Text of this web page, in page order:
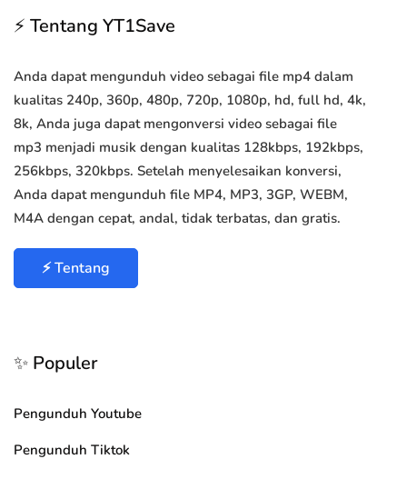
⚡ Tentang YT1Save
Anda dapat mengunduh video sebagai file mp4 dalam
kualitas 240p, 360p, 480p, 720p, 1080p, hd, full hd, 4k,
8k, Anda juga dapat mengonversi video sebagai file
mp3 menjadi musik dengan kualitas 128kbps, 192kbps,
256kbps, 320kbps. Setelah menyelesaikan konversi,
Anda dapat mengunduh file MP4, MP3, 3GP, WEBM,
M4A dengan cepat, andal, tidak terbatas, dan gratis.
⚡ Tentang
✨ Populer
Pengunduh Youtube
Pengunduh Tiktok